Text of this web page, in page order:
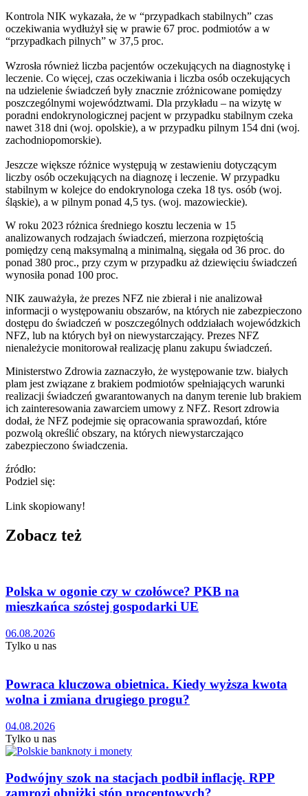
Kontrola NIK wykazała, że w “przypadkach stabilnych” czas
oczekiwania wydłużył się w prawie 67 proc. podmiotów a w
“przypadkach pilnych” w 37,5 proc.
Wzrosła również liczba pacjentów oczekujących na diagnostykę i
leczenie. Co więcej, czas oczekiwania i liczba osób oczekujących
na udzielenie świadczeń były znacznie zróżnicowane pomiędzy
poszczególnymi województwami. Dla przykładu – na wizytę w
poradni endokrynologicznej pacjent w przypadku stabilnym czeka
nawet 318 dni (woj. opolskie), a w przypadku pilnym 154 dni (woj.
zachodniopomorskie).
Jeszcze większe różnice występują w zestawieniu dotyczącym
liczby osób oczekujących na diagnozę i leczenie. W przypadku
stabilnym w kolejce do endokrynologa czeka 18 tys. osób (woj.
śląskie), a w pilnym ponad 4,5 tys. (woj. mazowieckie).
W roku 2023 różnica średniego kosztu leczenia w 15
analizowanych rodzajach świadczeń, mierzona rozpiętością
pomiędzy ceną maksymalną a minimalną, sięgała od 36 proc. do
ponad 380 proc., przy czym w przypadku aż dziewięciu świadczeń
wynosiła ponad 100 proc.
NIK zauważyła, że prezes NFZ nie zbierał i nie analizował
informacji o występowaniu obszarów, na których nie zabezpieczono
dostępu do świadczeń w poszczególnych oddziałach wojewódzkich
NFZ, lub na których był on niewystarczający. Prezes NFZ
nienależycie monitorował realizację planu zakupu świadczeń.
Ministerstwo Zdrowia zaznaczyło, że występowanie tzw. białych
plam jest związane z brakiem podmiotów spełniających warunki
realizacji świadczeń gwarantowanych na danym terenie lub brakiem
ich zainteresowania zawarciem umowy z NFZ. Resort zdrowia
dodał, że NFZ podejmie się opracowania sprawozdań, które
pozwolą określić obszary, na których niewystarczająco
zabezpieczono świadczenia.
źródło:
Podziel się:
Link skopiowany!
Zobacz też
Polska w ogonie czy w czołówce? PKB na
mieszkańca szóstej gospodarki UE
06.08.2026
Tylko u nas
Powraca kluczowa obietnica. Kiedy wyższa kwota
wolna i zmiana drugiego progu?
04.08.2026
Tylko u nas
Podwójny szok na stacjach podbił inflację. RPP
zamrozi obniżki stóp procentowych?